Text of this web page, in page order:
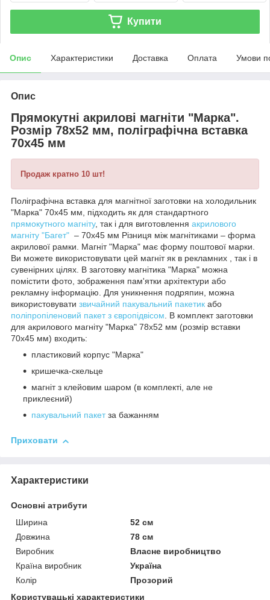
Купити
Опис Характеристики Доставка Оплата Умови
Опис
Прямокутні акрилові магніти "Марка".
Розмір 78х52 мм, поліграфічна вставка
70х45 мм
Продаж кратно 10 шт!
Поліграфічна вставка для магнітної заготовки на холодильник
"Марка" 70х45 мм, підходить як для стандартного
прямокутного магніту, так і для виготовлення акрилового
магніту "Багет" – 70х45 мм Різниця між магнітиками – форма
акрилової рамки. Магніт "Марка" має форму поштової марки.
Ви можете використовувати цей магніт як в рекламних , так і в
сувенірних цілях. В заготовку магнітика "Марка" можна
помістити фото, зображення пам'ятки архітектури або
рекламну інформацію. Для уникнення подряпин, можна
використовувати звичайний пакувальний пакетик або
поліпропіленовий пакет з європідвісом. В комплект заготовки
для акрилового магніту "Марка" 78х52 мм (розмір вставки
70х45 мм) входить:
пластиковий корпус "Марка"
кришечка-скельце
магніт з клейовим шаром (в комплекті, але не
приклеєний)
пакувальний пакетза бажанням
Приховати
Характеристики
Основні атрибути
Ширина
52 см
Довжина
78 см
Виробник
Власне виробництво
Країна виробник
Україна
Колір
Прозорий
Користувацькі характеристики